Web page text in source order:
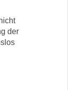
der